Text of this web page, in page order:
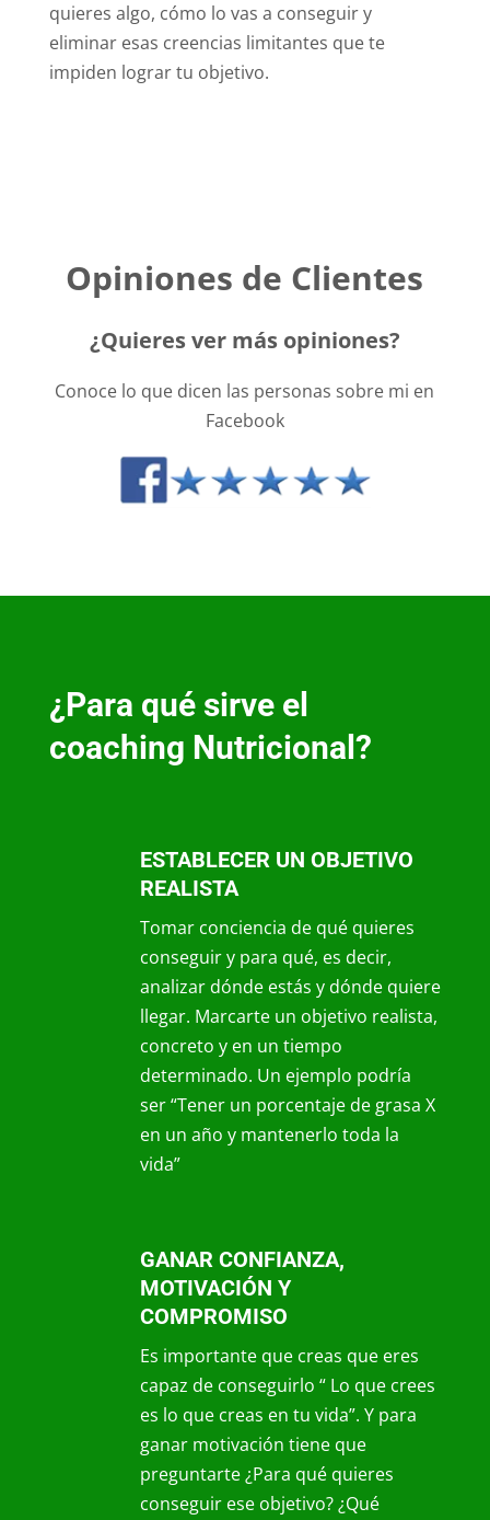
quieres algo, cómo lo vas a conseguir y
eliminar esas creencias limitantes que te
impiden lograr tu objetivo.
Opiniones de Clientes
¿Quieres ver más opiniones?
Conoce lo que dicen las personas sobre mi en
Facebook
¿Para qué sirve el
coaching Nutricional?
ESTABLECER UN OBJETIVO
REALISTA
Tomar conciencia de qué quieres
conseguir y para qué, es decir,
analizar dónde estás y dónde quiere
llegar. Marcarte un objetivo realista,
concreto y en un tiempo
determinado. Un ejemplo podría
ser “Tener un porcentaje de grasa X
en un año y mantenerlo toda la
vida”
GANAR CONFIANZA,
MOTIVACIÓN Y
COMPROMISO
Es importante que creas que eres
capaz de conseguirlo “ Lo que crees
es lo que creas en tu vida”. Y para
ganar motivación tiene que
preguntarte ¿Para qué quieres
conseguir ese objetivo? ¿Qué